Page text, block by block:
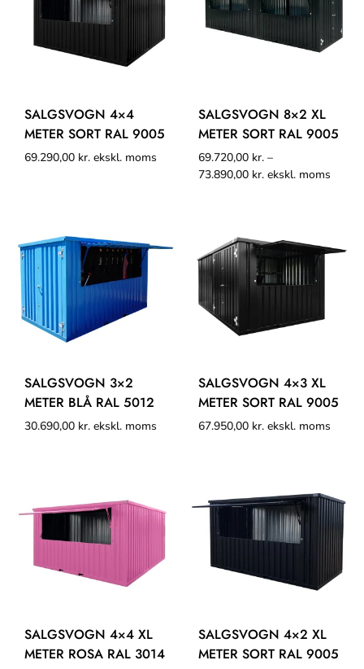
SALGSVOGN 4×4
METER SORT RAL 9005
69.290,00 kr. ekskl. moms
SALGSVOGN 8×2 XL
METER SORT RAL 9005
69.720,00 kr. –
73.890,00 kr. ekskl. moms
SALGSVOGN 3×2
METER BLÅ RAL 5012
30.690,00 kr. ekskl. moms
SALGSVOGN 4×3 XL
METER SORT RAL 9005
67.950,00 kr. ekskl. moms
SALGSVOGN 4×4 XL
METER ROSA RAL 3014
SALGSVOGN 4×2 XL
METER SORT RAL 9005